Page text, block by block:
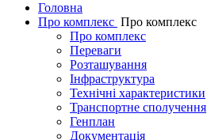
Головна
Про комплекс Про комплекс
Про комплекс
Переваги
Розташування
Інфраструктура
Технічні характеристики
Транспортне сполучення
Генплан
Документація